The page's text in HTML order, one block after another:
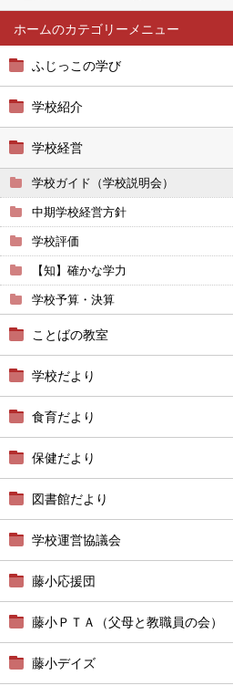
ホーム
ふじっこの学び
学校紹介
学校経営
学校ガイド（学校説明会）
中期学校経営方針
学校評価
【知】確かな学力
学校予算・決算
ことばの教室
学校だより
食育だより
保健だより
図書館だより
学校運営協議会
藤小応援団
藤小ＰＴＡ（父母と教職員の会）
藤小デイズ